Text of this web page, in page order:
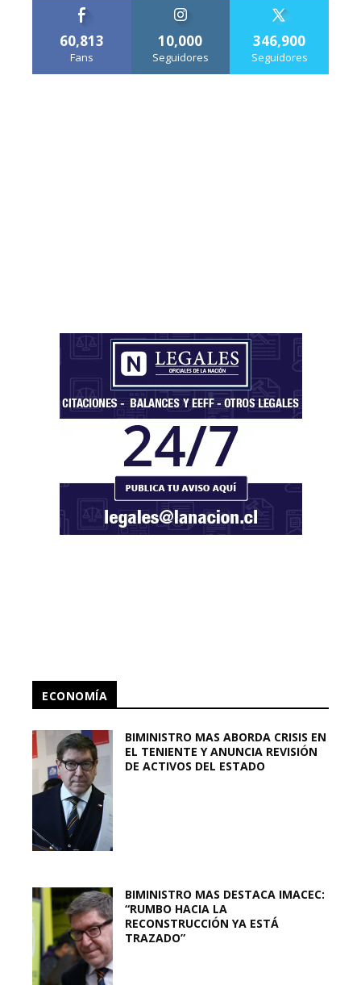
60,813
Fans
10,000
Seguidores
346,900
Seguidores
ECONOMÍA
BIMINISTRO MAS ABORDA CRISIS EN
EL TENIENTE Y ANUNCIA REVISIÓN
DE ACTIVOS DEL ESTADO
BIMINISTRO MAS DESTACA IMACEC:
“RUMBO HACIA LA
RECONSTRUCCIÓN YA ESTÁ
TRAZADO”